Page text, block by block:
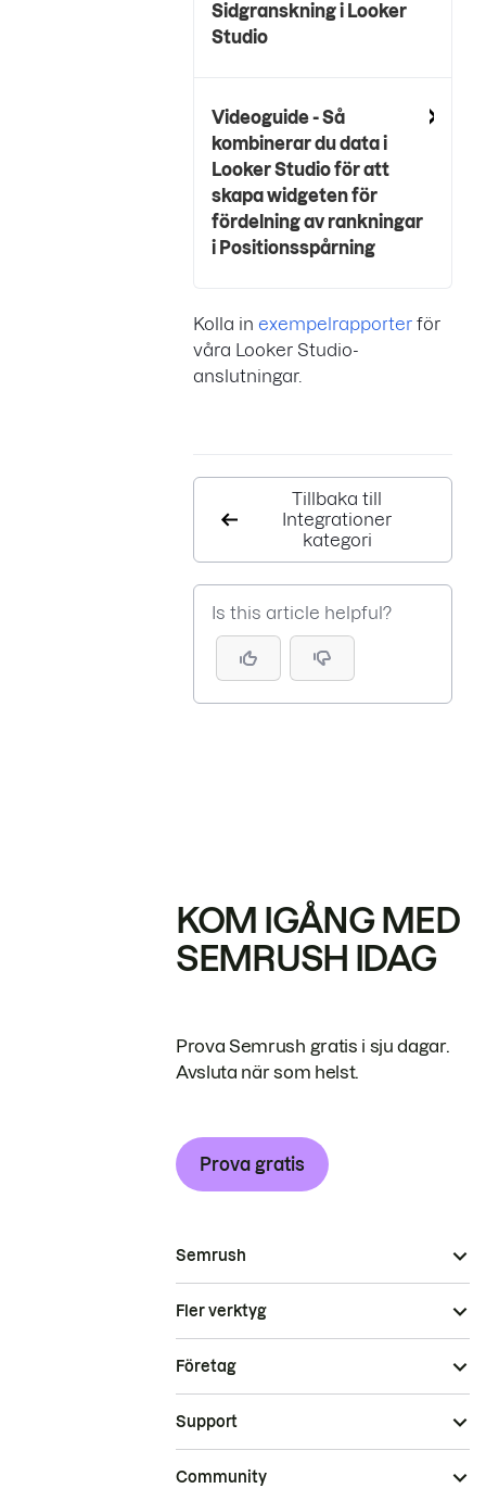
Sidgranskning i Looker
Studio
Videoguide - Så
kombinerar du data i
Looker Studio för att
skapa widgeten för
fördelning av rankningar
i Positionsspårning
Kolla in exempelrapporter för
våra Looker Studio-
anslutningar.
Tillbaka till
Integrationer
kategori
Is this article helpful?
KOM IGÅNG MED
SEMRUSH IDAG
Prova Semrush gratis i sju dagar.
Avsluta när som helst.
Prova gratis
Semrush
Fler verktyg
Företag
Support
Community